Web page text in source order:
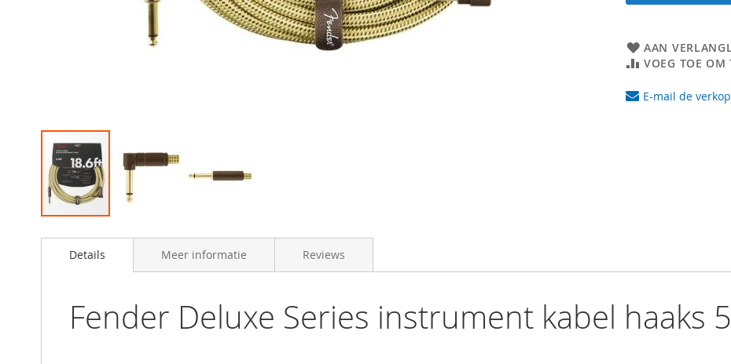
AAN
VOEG TOE OM
E-mail de
to
images
Details
Fender Deluxe Series instrument kabel haaks
Meer informatie Reviews